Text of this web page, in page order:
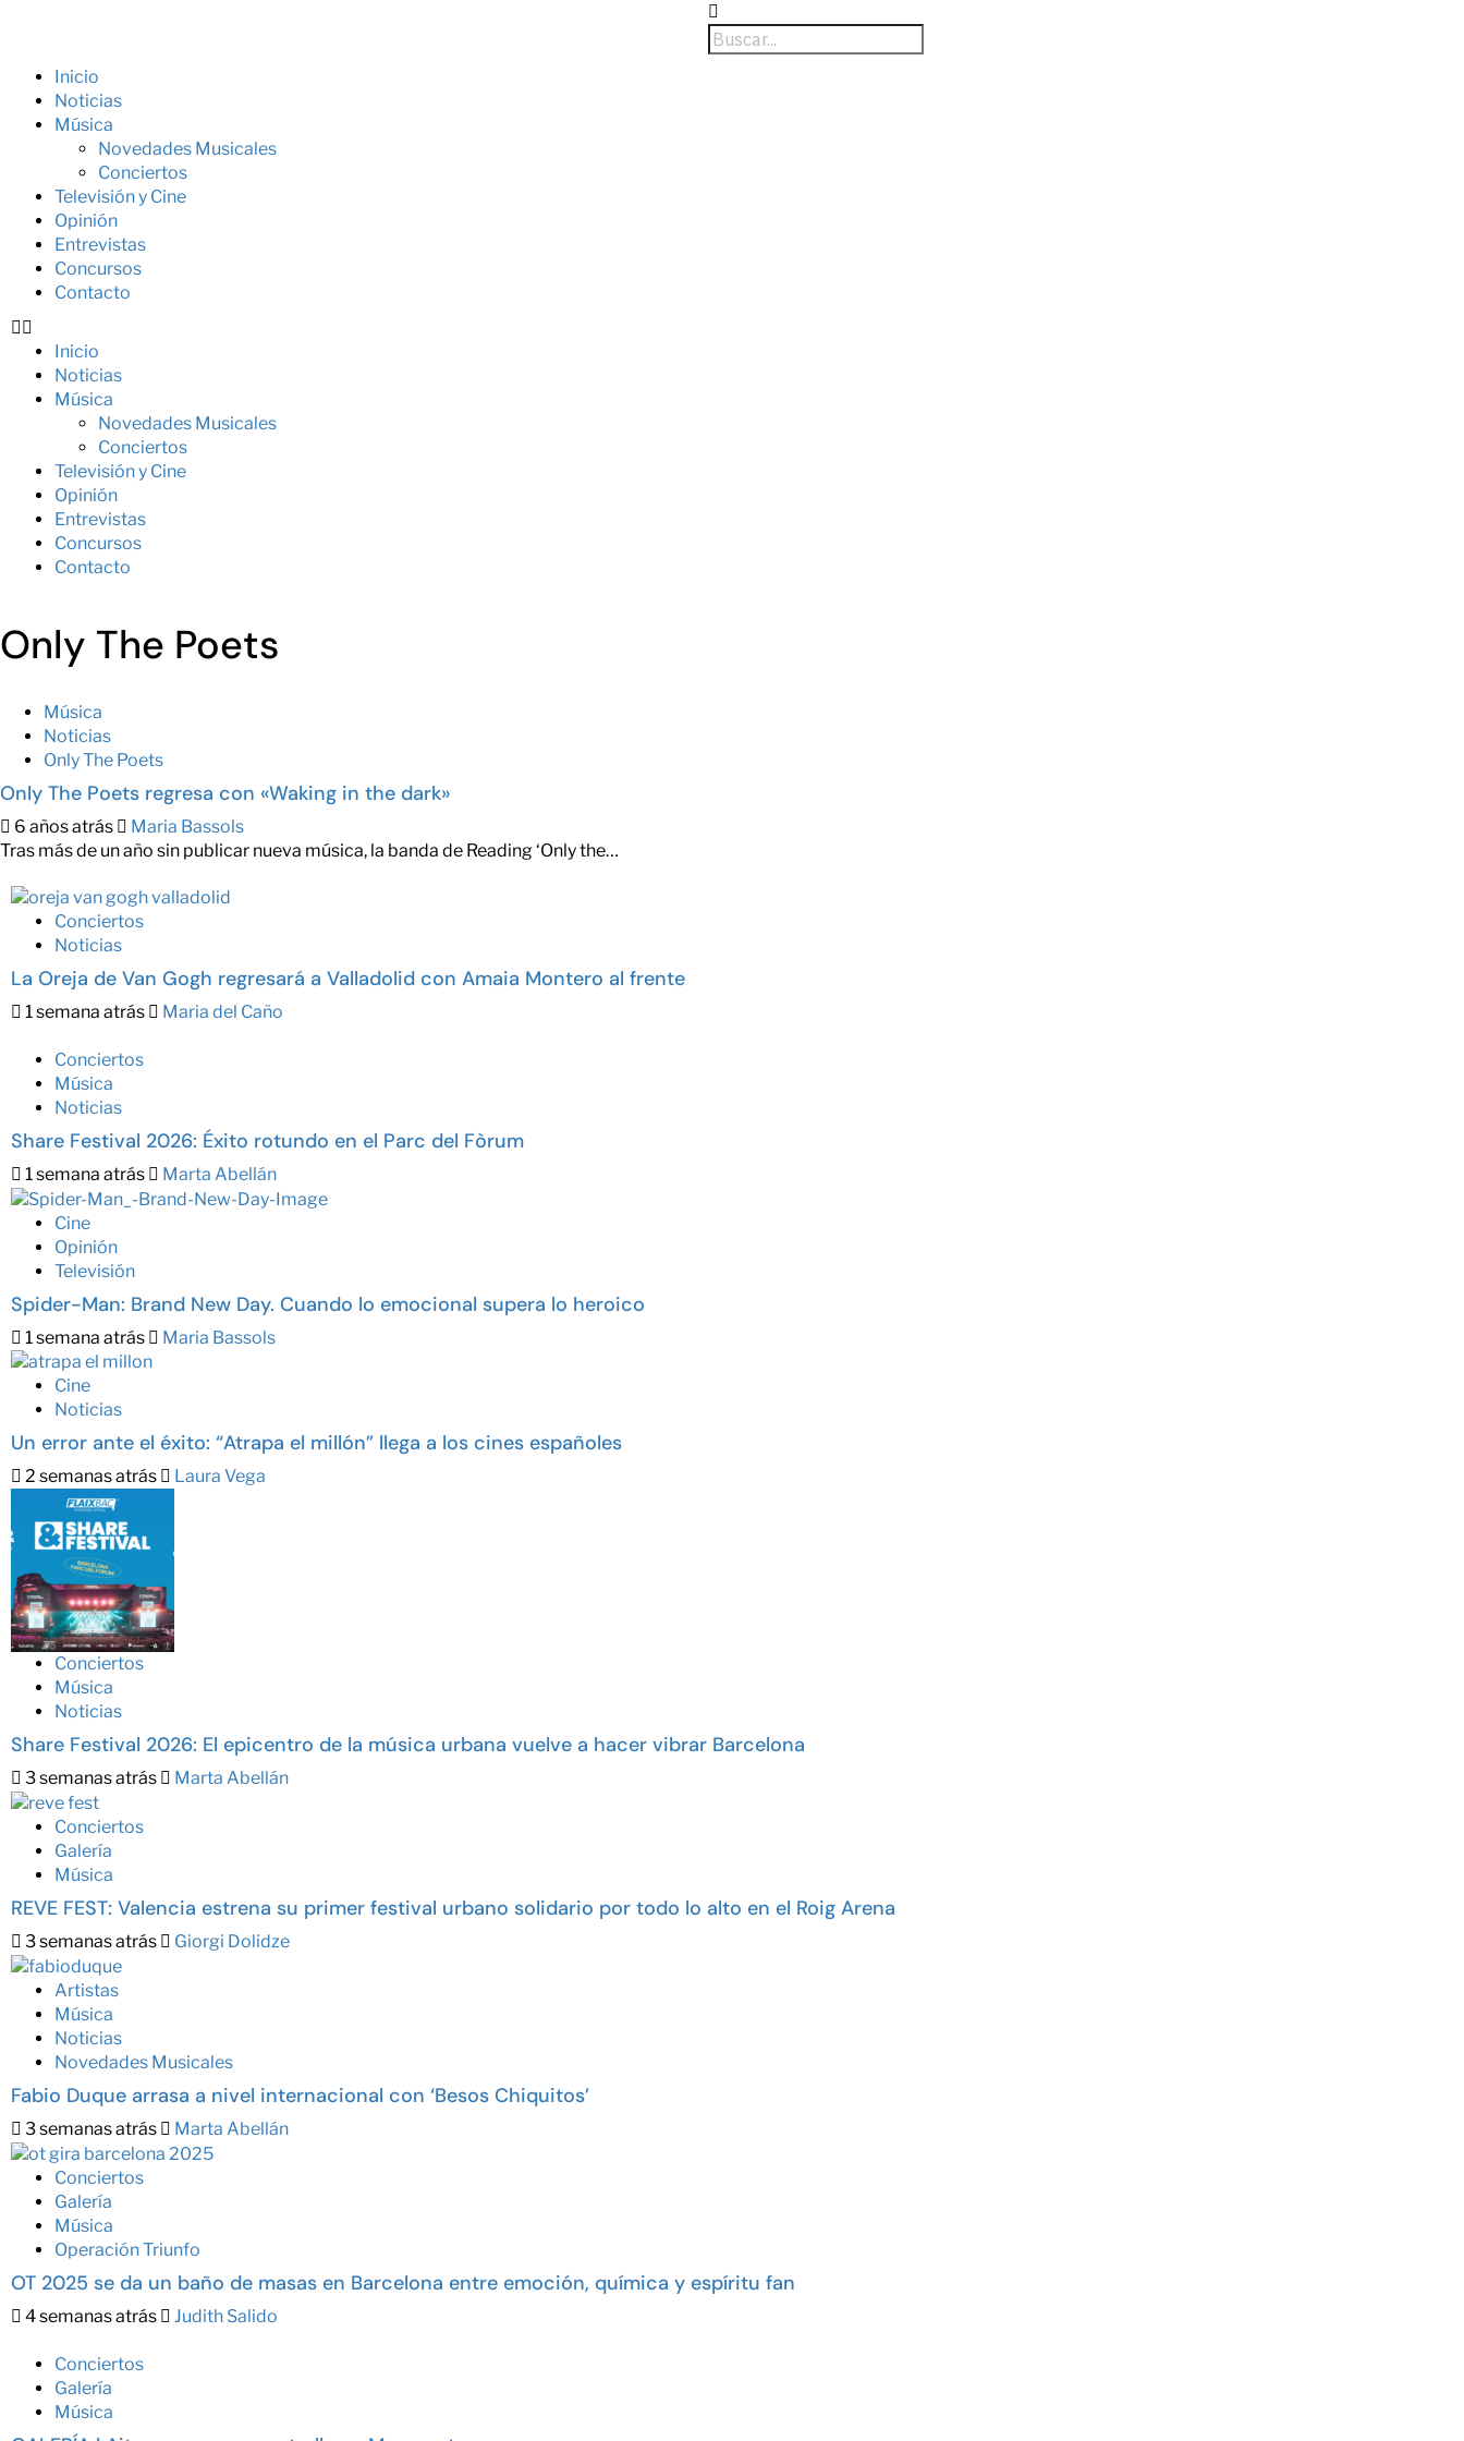
Inicio
Noticias
Música
Novedades Musicales
Conciertos
Televisión y Cine
Opinión
Entrevistas
Concursos
Contacto
Inicio
Noticias
Música
Novedades Musicales
Conciertos
Televisión y Cine
Opinión
Entrevistas
Concursos
Contacto
Only The Poets
Música
Noticias
Only The Poets
Only The Poets regresa con «Waking in the dark»
6 años atrás
Maria Bassols
Tras más de un año sin publicar nueva música, la banda de Reading ‘Only the…
Conciertos
Noticias
La Oreja de Van Gogh regresará a Valladolid con Amaia Montero al frente
1 semana atrás Maria del Caño
Conciertos
Música
Noticias
Share Festival 2026: Éxito rotundo en el Parc del Fòrum
1 semana atrás Marta Abellán
Cine
Opinión
Televisión
Spider-Man: Brand New Day. Cuando lo emocional supera lo heroico
1 semana atrás Maria Bassols
Cine
Noticias
Un error ante el éxito: “Atrapa el millón” llega a los cines españoles
2 semanas atrás Laura Vega
Conciertos
Música
Noticias
Share Festival 2026: El epicentro de la música urbana vuelve a hacer vibrar Barcelona
3 semanas atrás Marta Abellán
Conciertos
Galería
Música
REVE FEST: Valencia estrena su primer festival urbano solidario por todo lo alto en el Roig Arena
3 semanas atrás Giorgi Dolidze
Artistas
Música
Noticias
Novedades Musicales
Fabio Duque arrasa a nivel internacional con ‘Besos Chiquitos’
3 semanas atrás Marta Abellán
Conciertos
Galería
Música
Operación Triunfo
OT 2025 se da un baño de masas en Barcelona entre emoción, química y espíritu fan
4 semanas atrás Judith Salido
Conciertos
Galería
Música